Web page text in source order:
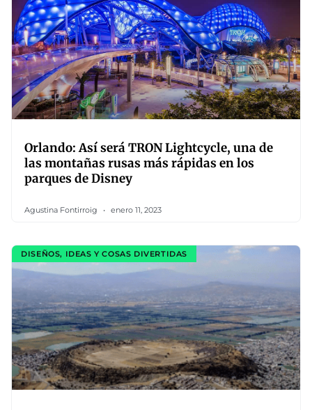
Orlando: Así será TRON Lightcycle, una de
las montañas rusas más rápidas en los
parques de Disney
Agustina Fontirroig enero 11, 2023
DISEÑOS, IDEAS Y COSAS DIVERTIDAS